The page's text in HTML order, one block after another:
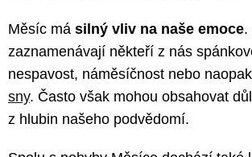
Měsíc má silný vliv na naše emoce.
zaznamenávají někteří z nás
nespavost, náměsíčnost nebo naopak
sny. Často však mohou obsahovat
z hlubin našeho podvědomí.